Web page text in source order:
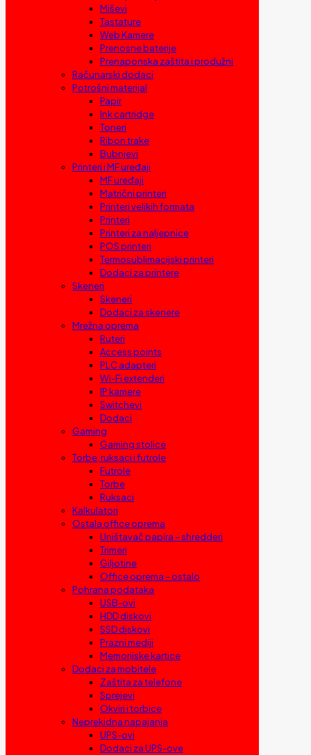
Miševi
Tastature
Web Kamere
Prenosne baterije
Prenaponska zaštita i produžni
Računarski dodaci
Potrošni materijal
Papir
Ink cartridge
Toneri
Ribon trake
Bubnjevi
Printeri i MF uređaji
MF uređaji
Matrični printeri
Printeri velikih formata
Printeri
Printeri za naljepnice
POS printeri
Termosublimacijski printeri
Dodaci za printere
Skeneri
Skeneri
Dodaci za skenere
Mrežna oprema
Ruteri
Access points
PLC adapteri
Wi-Fi extenderi
IP kamere
Switchevi
Dodaci
Gaming
Gaming stolice
Torbe, ruksaci i futrole
Futrole
Torbe
Ruksaci
Kalkulatori
Ostala office oprema
Uništavač papira – shredderi
Trimeri
Giljotine
Office oprema – ostalo
Pohrana podataka
USB-ovi
HDD diskovi
SSD diskovi
Prazni mediji
Memorijske kartice
Dodaci za mobitele
Zaštita za telefone
Sprejevi
Okviri i torbice
Neprekidna napajanja
UPS-ovi
Dodaci za UPS-ove